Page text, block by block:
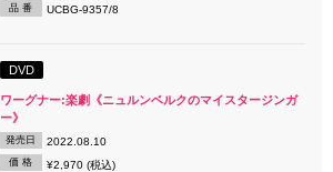
品 番 UCBG-9357/8
DVD
ワーグナー:楽劇《ニュルンベルクのマイスタージンガ
ー》
発売日 2022.08.10
価 格 ¥2,970 (税込)